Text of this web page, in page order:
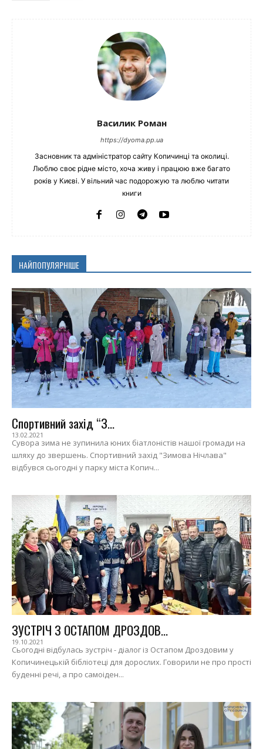
Василик Роман
https://dyoma.pp.ua
Засновник та адміністратор сайту Копичинці та околиці.
Люблю своє рідне місто, хоча живу і працюю вже багато
років у Києві. У вільний час подорожую та люблю читати
книги
НАЙПОПУЛЯРНІШЕ
Спортивний захід “З...
13.02.2021
Сувора зима не зупинила юних біатлоністів нашої громади на
шляху до звершень. Спортивний захід "Зимова Нічлава"
відбувся сьогодні у парку міста Копич...
ЗУСТРІЧ З ОСТАПОМ ДРОЗДОВ...
19.10.2021
Сьогодні відбулась зустріч - діалог із Остапом Дроздовим у
Копичинецькій бібліотеці для дорослих. Говорили не про прості
буденні речі, а про самоіден...